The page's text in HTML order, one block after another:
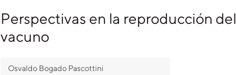
Perspectivas en la reproducción del
vacuno
Osvaldo Bogado Pascottini